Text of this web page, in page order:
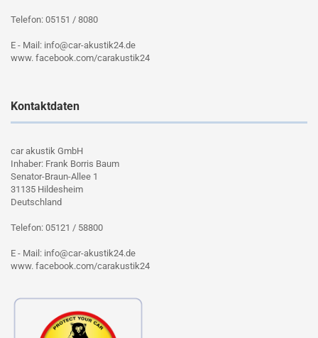
Telefon: 05151 / 8080
E - Mail: info@car-akustik24.de
www. facebook.com/carakustik24
Kontaktdaten
car akustik GmbH
Inhaber: Frank Borris Baum
Senator-Braun-Allee 1
31135 Hildesheim
Deutschland
Telefon: 05121 / 58800
E - Mail: info@car-akustik24.de
www. facebook.com/carakustik24